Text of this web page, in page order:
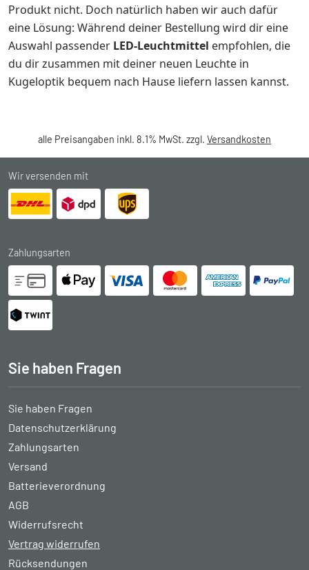
Produkt nicht. Doch natürlich haben wir auch dafür
eine Lösung: Während deiner Bestellung wird dir eine
Auswahl passender LED-Leuchtmittel empfohlen, die
du dir zusammen mit deiner neuen Leuchte in
Kugeloptik bequem nach Hause liefern lassen kannst.
alle Preisangaben inkl. 8.1% MwSt. zzgl. Versandkosten
Wir versenden mit
Zahlungsarten
Sie haben Fragen
Sie haben Fragen
Datenschutzerklärung
Zahlungsarten
Versand
Batterieverordnung
AGB
Widerrufsrecht
Vertrag widerrufen
Rücksendungen